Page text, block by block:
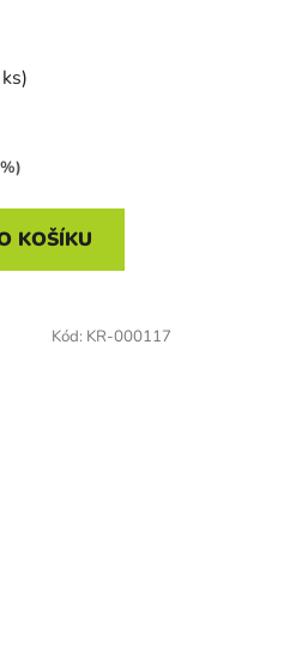
KOŠÍKU
Kód: KR-000117